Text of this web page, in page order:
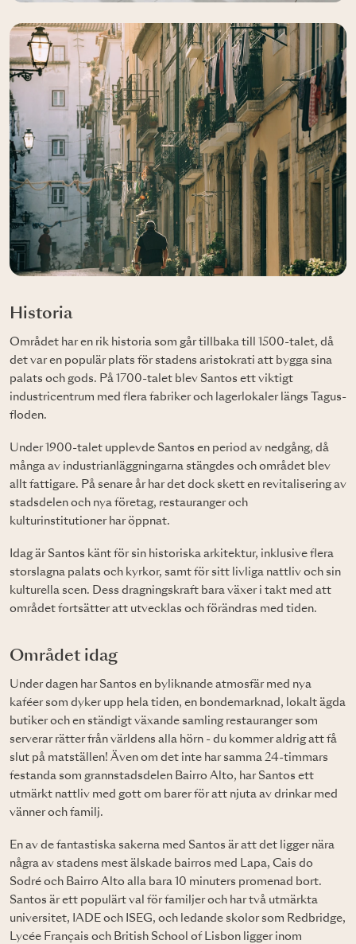
Historia
Området har en rik historia som går tillbaka till 1500-talet, då
det var en populär plats för stadens aristokrati att bygga sina
palats och gods. På 1700-talet blev Santos ett viktigt
industricentrum med flera fabriker och lagerlokaler längs Tagus-
floden.
Under 1900-talet upplevde Santos en period av nedgång, då
många av industrianläggningarna stängdes och området blev
allt fattigare. På senare år har det dock skett en revitalisering av
stadsdelen och nya företag, restauranger och
kulturinstitutioner har öppnat.
Idag är Santos känt för sin historiska arkitektur, inklusive flera
storslagna palats och kyrkor, samt för sitt livliga nattliv och sin
kulturella scen. Dess dragningskraft bara växer i takt med att
området fortsätter att utvecklas och förändras med tiden.
Området idag
Under dagen har Santos en byliknande atmosfär med nya
kaféer som dyker upp hela tiden, en bondemarknad, lokalt ägda
butiker och en ständigt växande samling restauranger som
serverar rätter från världens alla hörn - du kommer aldrig att få
slut på matställen! Även om det inte har samma 24-timmars
festanda som grannstadsdelen Bairro Alto, har Santos ett
utmärkt nattliv med gott om barer för att njuta av drinkar med
vänner och familj.
En av de fantastiska sakerna med Santos är att det ligger nära
några av stadens mest älskade bairros med Lapa, Cais do
Sodré och Bairro Alto alla bara 10 minuters promenad bort.
Santos är ett populärt val för familjer och har två utmärkta
universitet, IADE och ISEG, och ledande skolor som Redbridge,
Lycée Français och British School of Lisbon ligger inom